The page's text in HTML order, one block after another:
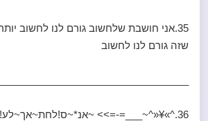
35.אני חושבת שלחשוב גורם לנו לחשוב
שזה גורם לנו לחשוב
36.^»¥«^~___=-=>> ~אנ*~ס!לחת~אך~לע!לם~לא~ש!כחת~^»¥«^